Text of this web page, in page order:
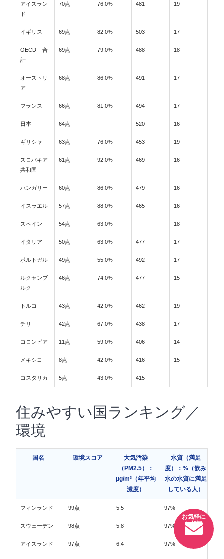
アイスラン
ド
70点 76.0% 481 19
イギリス 69点 82.0% 503 17
OECD – 合
計
69点 79.0% 488 18
オーストリ
ア
68点 86.0% 491 17
フランス 66点 81.0% 494 17
日本 64点 520 16
ギリシャ 63点 76.0% 453 19
スロバキア
共和国
61点 92.0% 469 16
ハンガリー 60点 86.0% 479 16
イスラエル 57点 88.0% 465 16
スペイン 54点 63.0% 18
イタリア 50点 63.0% 477 17
ポルトガル 49点 55.0% 492 17
ルクセンブ
ルク
46点 74.0% 477 15
トルコ 43点 42.0% 462 19
チリ 42点 67.0% 438 17
コロンビア 11点 59.0% 406 14
メキシコ 8点 42.0% 416 15
コスタリカ 5点 43.0% 415
住みやすい国ランキング／
環境
国名 環境スコア
大気汚染
（PM2.5）：
µg/m³（年平均
濃度）
水質（満足
度）：%（飲み
水の水質に満足
している人）
フィンランド 99点 5.5 97%
スウェーデン 98点 5.8 97%
アイスランド 97点 6.4 97%